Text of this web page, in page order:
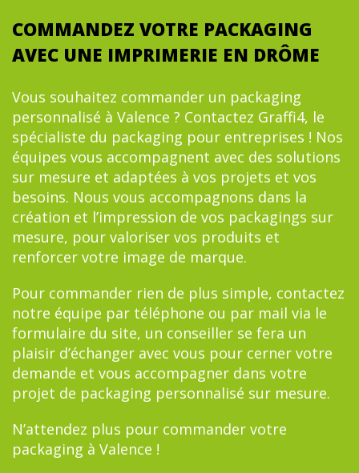
COMMANDEZ VOTRE PACKAGING
AVEC UNE IMPRIMERIE EN DRÔME
Vous souhaitez commander un packaging
personnalisé à Valence ? Contactez Graffi4, le
spécialiste du packaging pour entreprises ! Nos
équipes vous accompagnent avec des solutions
sur mesure et adaptées à vos projets et vos
besoins. Nous vous accompagnons dans la
création et l’impression de vos packagings sur
mesure, pour valoriser vos produits et
renforcer votre image de marque.
Pour commander rien de plus simple, contactez
notre équipe par téléphone ou par mail via le
formulaire du site, un conseiller se fera un
plaisir d’échanger avec vous pour cerner votre
demande et vous accompagner dans votre
projet de packaging personnalisé sur mesure.
N’attendez plus pour commander votre
packaging à Valence !